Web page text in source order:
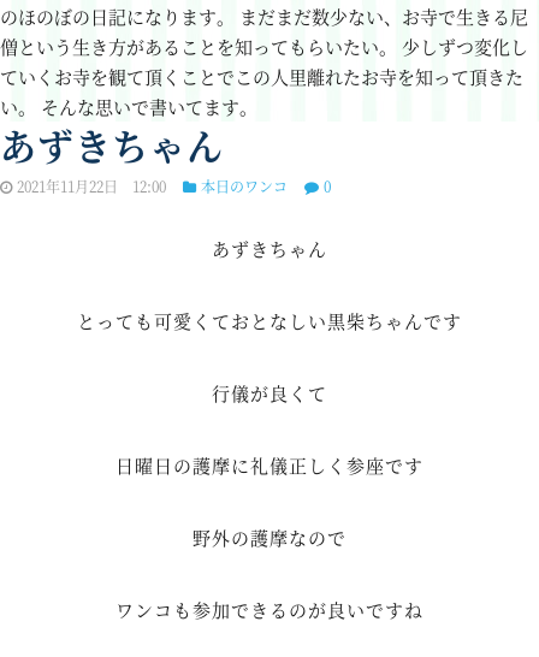
のほのぼの日記になります。 まだまだ数少ない、お寺で生きる尼
僧という生き方があることを知ってもらいたい。
少しずつ変化し
ていくお寺を観て頂くことでこの人里離れたお寺を知って頂きた
い。 そんな思いで書いてます。
あずきちゃん
2021年11月22日 12:00 本日のワンコ 0
あずきちゃん
とっても可愛くておとなしい黒柴ちゃんです
行儀が良くて
日曜日の護摩に礼儀正しく参座です
野外の護摩なので
ワンコも参加できるのが良いですね